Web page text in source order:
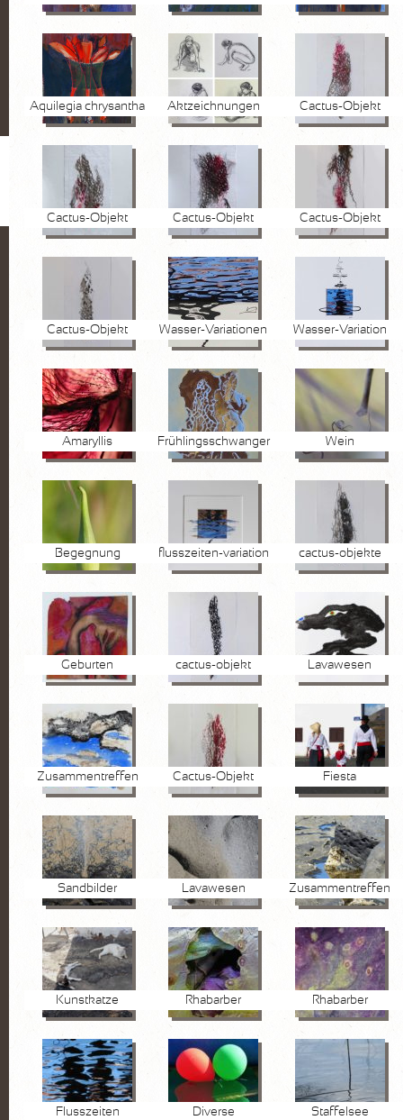
Aquilegia chrysantha Aktzeichnungen Cactus-Objekt
Cactus-Objekt Cactus-Objekt Cactus-Objekt
Cactus-Objekt Wasser-Variationen Wasser-Variation
Amaryllis Frühlingsschwanger Wein
Begegnung flusszeiten-variation cactus-objekte
Geburten cactus-objekt Lavawesen
Zusammentreffen Cactus-Objekt Fiesta
Sandbilder Lavawesen Zusammentreffen
Kunstkatze Rhabarber Rhabarber
Flusszeiten Diverse Staffelsee